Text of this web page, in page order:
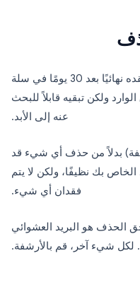
حذف البريد الإلكتروني يعني فقده نهائيًا بعد 30 يومًا في سلة
ولكن تبقيه قابلاً للبحث
عنه إلى الأبد.
بدلاً من حذف أي شيء قد
بك نظيفًا، ولكن لا يتم
فقدان أي شيء.
الحذف هو البريد العشوائي
لكل شيء آخر، قم بالأرشفة.